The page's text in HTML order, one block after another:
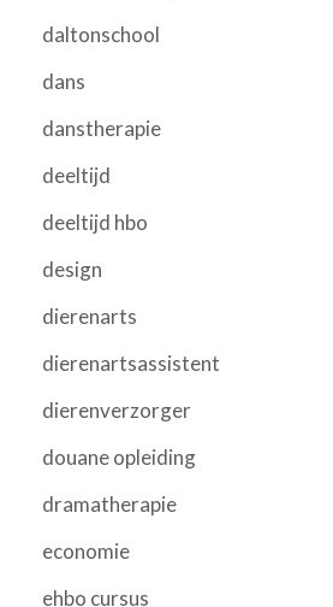
daltonschool
dans
danstherapie
deeltijd
deeltijd hbo
design
dierenarts
dierenartsassistent
dierenverzorger
douane opleiding
dramatherapie
economie
ehbo cursus